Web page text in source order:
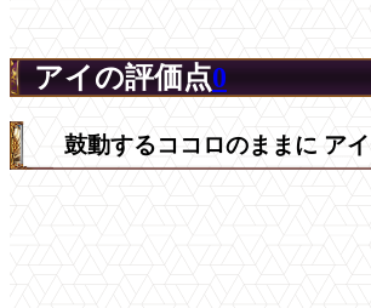
アイの評価点0
鼓動するココロのままに アイ